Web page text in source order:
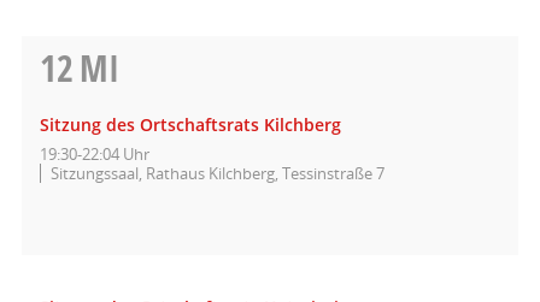
12MI
Sitzung des Ortschaftsrats Kilchberg
19:30-22:04 Uhr
Sitzungssaal, Rathaus Kilchberg, Tessinstraße 7